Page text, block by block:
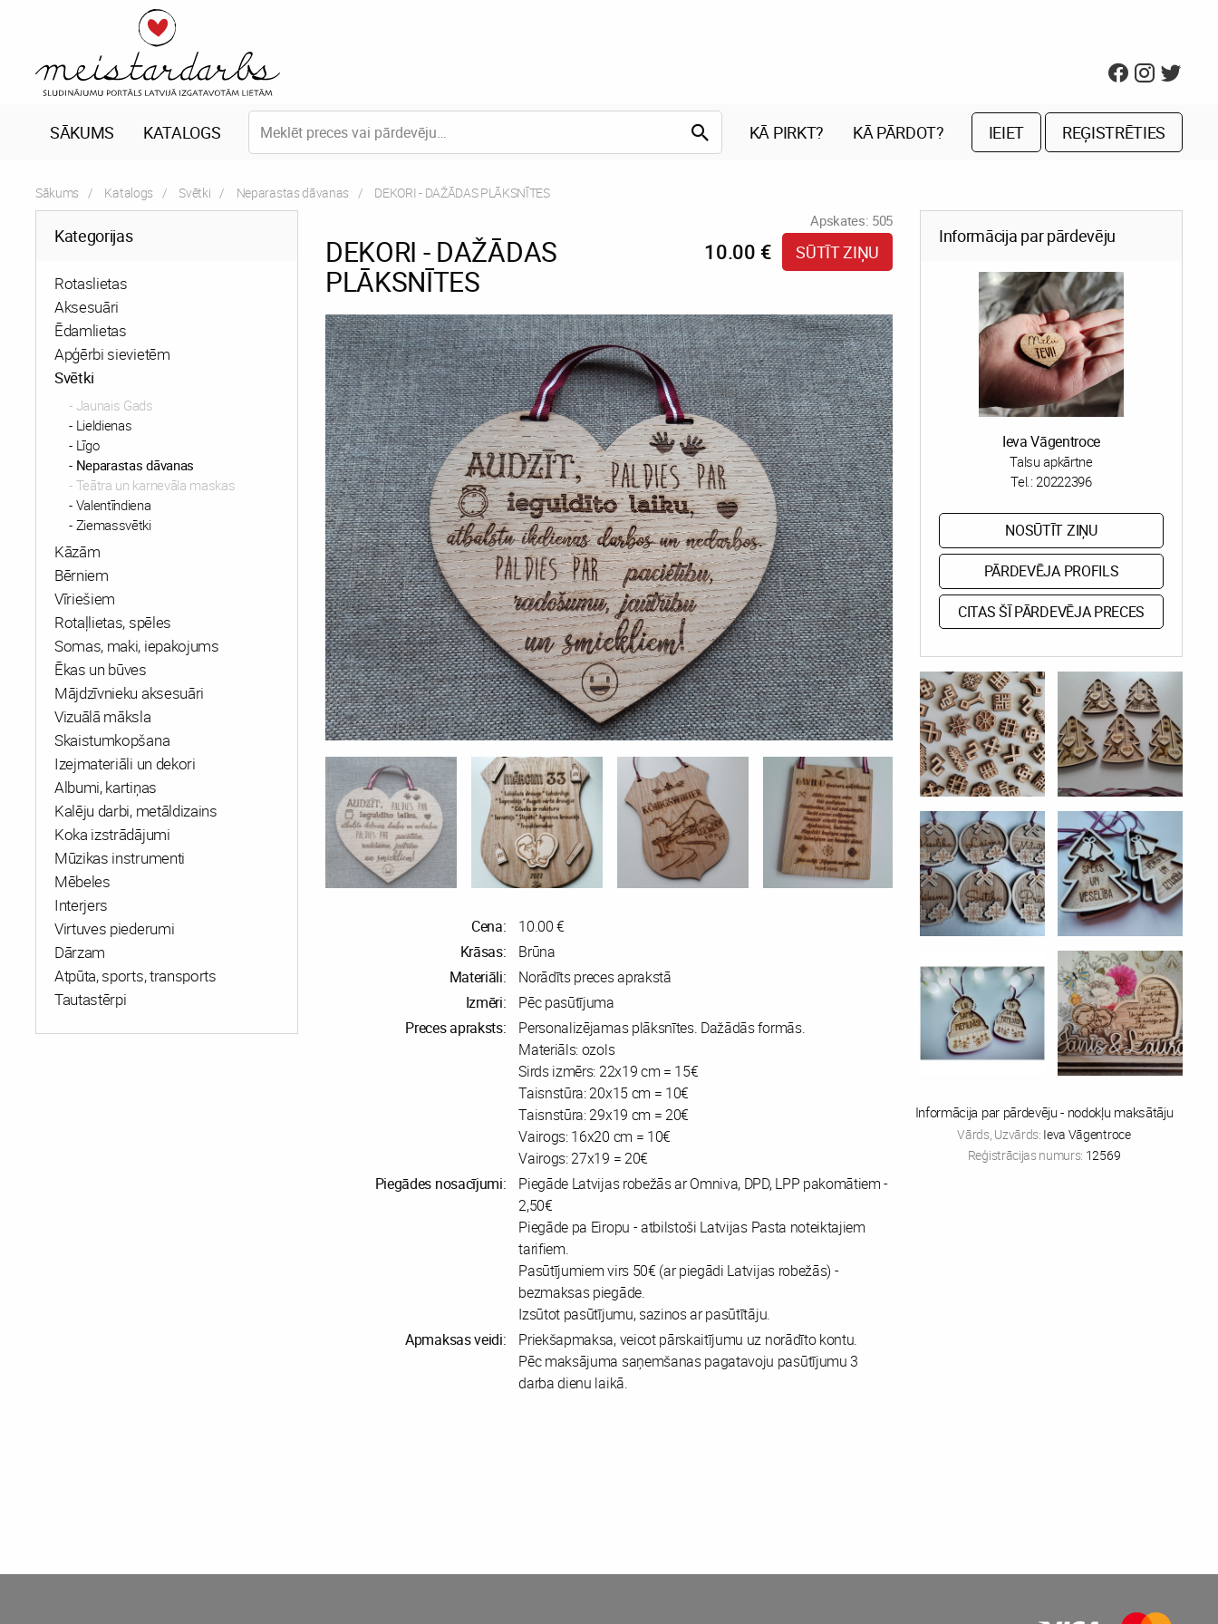
SĀKUMS KATALOGS KĀ PIRKT? KĀ PĀRDOT? IEIET REĢISTRĒTIES
Sākums Katalogs Svētki Neparastas dāvanas Current:
DEKORI - DAŽĀDAS PLĀKSNĪTES
Kategorijas
Rotaslietas
Aksesuāri
Ēdamlietas
Apģērbi sievietēm
Svētki
Jaunais Gads
Lieldienas
Līgo
Neparastas dāvanas
Teātra un karnevāla maskas
Valentīndiena
Ziemassvētki
Kāzām
Bērniem
Vīriešiem
Rotaļlietas, spēles
Somas, maki, iepakojums
Ēkas un būves
Mājdzīvnieku aksesuāri
Vizuālā māksla
Skaistumkopšana
Izejmateriāli un dekori
Albumi, kartiņas
Kalēju darbi, metāldizains
Koka izstrādājumi
Mūzikas instrumenti
Mēbeles
Interjers
Virtuves piederumi
Dārzam
Atpūta, sports, transports
Tautastērpi
Apskates: 505
DEKORI - DAŽĀDAS
PLĀKSNĪTES
10.00 € SŪTĪT ZIŅU
Cena:
10.00 €
Krāsas:
Brūna
Materiāli:
Norādīts preces aprakstā
Izmēri:
Pēc pasūtījuma
Preces apraksts:
Personalizējamas plāksnītes. Dažādās formās.
Materiāls: ozols
Sirds izmērs: 22x19 cm = 15€
Taisnstūra: 20x15 cm = 10€
Taisnstūra: 29x19 cm = 20€
Vairogs: 16x20 cm = 10€
Vairogs: 27x19 = 20€
Piegādes nosacījumi:
Piegāde Latvijas robežās ar Omniva, DPD, LPP pakomātiem -
2,50€
Piegāde pa Eiropu - atbilstoši Latvijas Pasta noteiktajiem
tarifiem.
Pasūtījumiem virs 50€ (ar piegādi Latvijas robežās) -
bezmaksas piegāde.
Izsūtot pasūtījumu, sazinos ar pasūtītāju.
Apmaksas veidi:
Priekšapmaksa, veicot pārskaitījumu uz norādīto kontu.
Pēc maksājuma saņemšanas pagatavoju pasūtījumu 3
darba dienu laikā.
Informācija par pārdevēju
Ieva Vāgentroce
Talsu apkārtne
Tel.:20222396
NOSŪTĪT ZIŅU
PĀRDEVĒJA PROFILS
CITAS ŠĪ PĀRDEVĒJA PRECES
Informācija par pārdevēju - nodokļu maksātāju
Vārds, Uzvārds: Ieva Vāgentroce
Reģistrācijas numurs: 12569